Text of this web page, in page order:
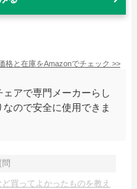
格と在庫をAmazonでチェック >>
アで専門メーカーらし
ので安全に使用できま
買ってよかったものを教え